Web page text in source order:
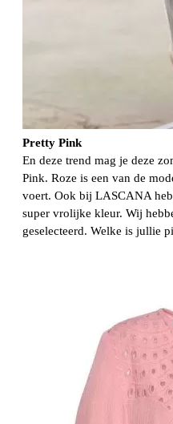
Pretty Pink
En deze trend mag je deze
Pink. Roze is een van de
voert. Ook bij LASCANA
super vrolijke kleur. Wij
geselecteerd. Welke is jullie